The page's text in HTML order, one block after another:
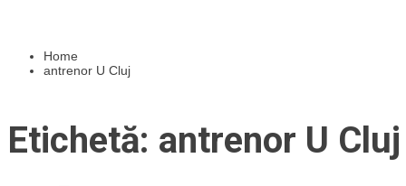
Home
antrenor U Cluj
Etichetă: antrenor U Cluj